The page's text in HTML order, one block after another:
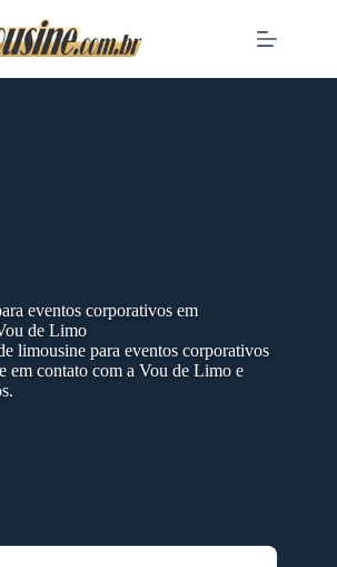
eventos corporativos em
de Limo
limousine para eventos corporativos
em contato com a Vou de Limo e